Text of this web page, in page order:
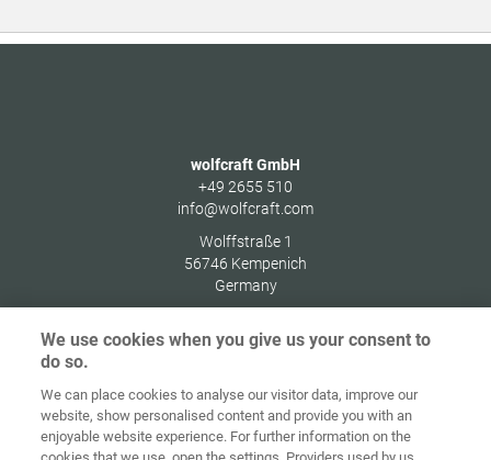
wolfcraft GmbH
+49 2655 510
info@wolfcraft.com
Wolffstraße 1
56746 Kempenich
Germany
Alkusivu Yhteystiedot Julkaisutiedot Tietosuoja
Tietoja Kirjaudu
We use cookies when you give us your consent to
do so.
We can place cookies to analyse our visitor data, improve our
website, show personalised content and provide you with an
enjoyable website experience. For further information on the